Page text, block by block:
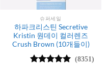
슈퍼세일
하파크리스틴 Secretive
Kristin 원데이 컬러렌즈
Crush Brown (10개들이)
(8351)